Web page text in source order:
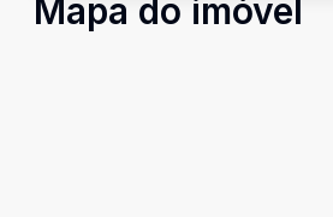
Mapa do imóvel